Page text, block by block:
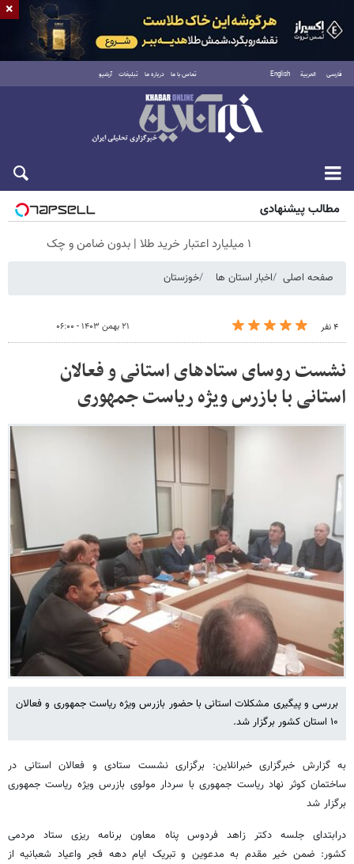
فارسی العربية English تماس با ما درباره ما تبلیغات آرشیو
جمعه ۱۶ مرداد ۱۴۰۵
مطالب پیشنهادی
۱ میلیارد اعتبار خرید طلا | بدون ضامن و چک
صفحه اصلی اخبار استان ها خوزستان
۴ نفر ۲۱ بهمن ۱۴۰۳ - ۰۶:۰۰
نشست روسای ستادهای استانی و فعالان
استانی با بازرس ویژه ریاست جمهوری
بررسی و پیگیری مشکلات استانی با حضور بازرس ویژه ریاست جمهوری و فعالان
۱۰ استان کشور برگزار شد.
به گزارش خبرگزاری خبرانلاین: برگزاری نشست ستادی و فعالان استانی در
ساختمان کوثر نهاد ریاست جمهوری با سردار مولوی بازرس ویژه ریاست جمهوری
برگزار شد
درابتدای جلسه دکتر زاهد فردوس پناه معاون برنامه ریزی ستاد مردمی
کشور: ضمن خیر مقدم به مدعوین و تبریک ایام دهه فجر واعیاد شعبانیه از
×